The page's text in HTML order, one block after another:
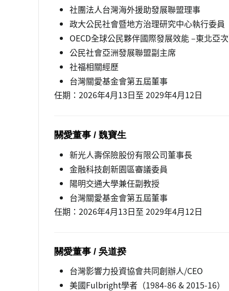
社團法人台灣海外援助發展聯盟理事
政大公民社會暨地方治理研究中心執行委員
OECD全球公民夥伴國際發展效能 –東北亞
公民社會亞洲發展聯盟副主席
社福相關經歷
台灣關愛基金會第五屆董事
任期：2026年4月13日至 2029年4月12日
關愛董事 / 魏寶生
新光人壽保險股份有限公司董事長
金融科技創新園區審議委員
陽明交通大學兼任副教授
台灣關愛基金會第五屆董事
任期：2026年4月13日至 2029年4月12日
關愛董事 / 吳道揆
台灣影響力投資協會共同創辦人/CEO
美國Fulbright學者（1984-86 & 2015-16）